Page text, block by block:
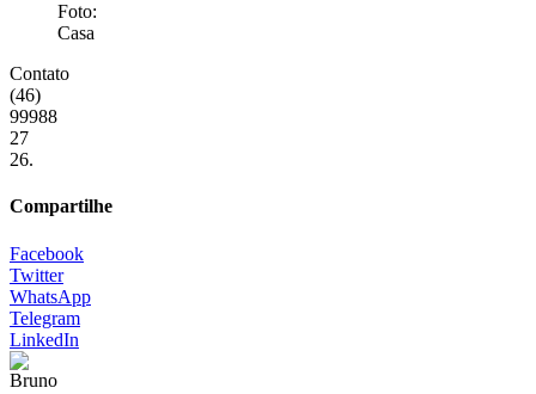
Foto:
Casa
Contato
(46)
99988
27
26.
Compartilhe
Facebook
Twitter
WhatsApp
Telegram
LinkedIn